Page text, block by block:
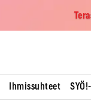
Ihmissuhteet